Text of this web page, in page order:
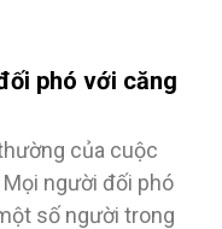
phó với căng
của cuộc
người đối phó
số người trong